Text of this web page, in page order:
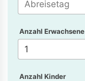
Anzahl Erwachsene
Anzahl Kinder